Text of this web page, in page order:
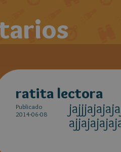
ratita lectora
Publicado
2014-06-08